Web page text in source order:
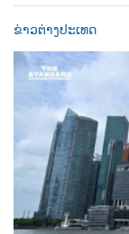
ຂ່າວຕ່າງປະເທດ